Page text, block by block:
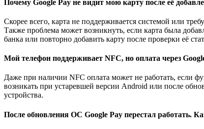
Почему Google Pay не видит мою карту после её
Скорее всего, карта не поддерживается системой или
Также проблема может возникнуть, если карта была
банка или повторно добавить карту после проверки её
Мой телефон поддерживает NFC, но оплата через
Даже при наличии NFC оплата может не работать, если
возникать при устаревшей версии Android или после
устройства.
После обновления ОС Google Pay перестал работать.